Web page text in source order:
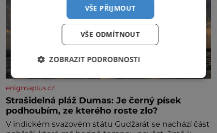
enigmaplus.cz
Strašidelná pláž Dumas: Je černý písek
podhoubím, ze kterého roste zlo?
V indickém svazovém státu Gudžarát se nachází část
VŠE PŘIJMOUT
VŠE ODMÍTNOUT
ZOBRAZIT PODROBNOSTI